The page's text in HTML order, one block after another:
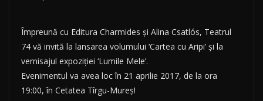
Împreună cu Editura Charmides și Alina Csatlós, Teatrul
74 vă invită la lansarea volumului ‘Cartea cu Aripi’ și la
vernisajul expoziției ‘Lumile Mele’.
Evenimentul va avea loc în 21 aprilie 2017, de la ora
19:00, în Cetatea Tîrgu-Mureș!